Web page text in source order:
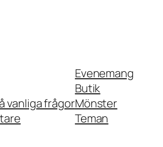
vanliga frågor
Evenemang
Butik
Mönster
Teman